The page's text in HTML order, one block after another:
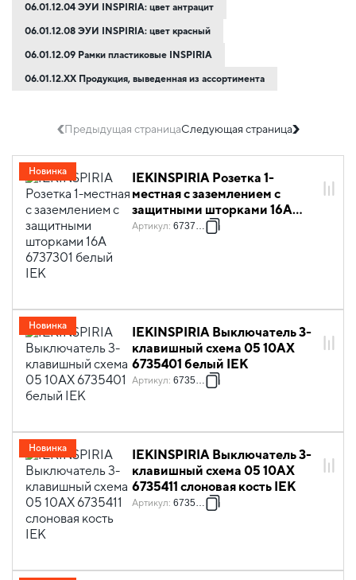
06.01.12.04 ЭУИ INSPIRIA: цвет антрацит
06.01.12.08 ЭУИ INSPIRIA: цвет красный
06.01.12.09 Рамки пластиковые INSPIRIA
06.01.12.ХХ Продукция, выведенная из ассортимента
Предыдущая страницаСледующая страница
IEKINSPIRIA Розетка 1-
местная с заземлением с
защитными шторками 16А
6737301 белый IEK
Артикул: 6737301
Новинка
IEKINSPIRIA Выключатель 3-
клавишный схема 05 10АХ
6735401 белый IEK
Артикул: 6735401
Новинка
IEKINSPIRIA Выключатель 3-
клавишный схема 05 10АХ
6735411 слоновая кость IEK
Артикул: 6735411
Новинка